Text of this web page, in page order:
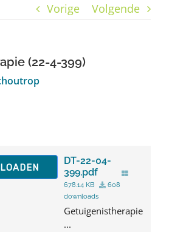
Vorige Volgende
(22-4-399)
DT-22-04-
399.pdf
678.14 KB
608
downloads
Getuigenistherapie
...